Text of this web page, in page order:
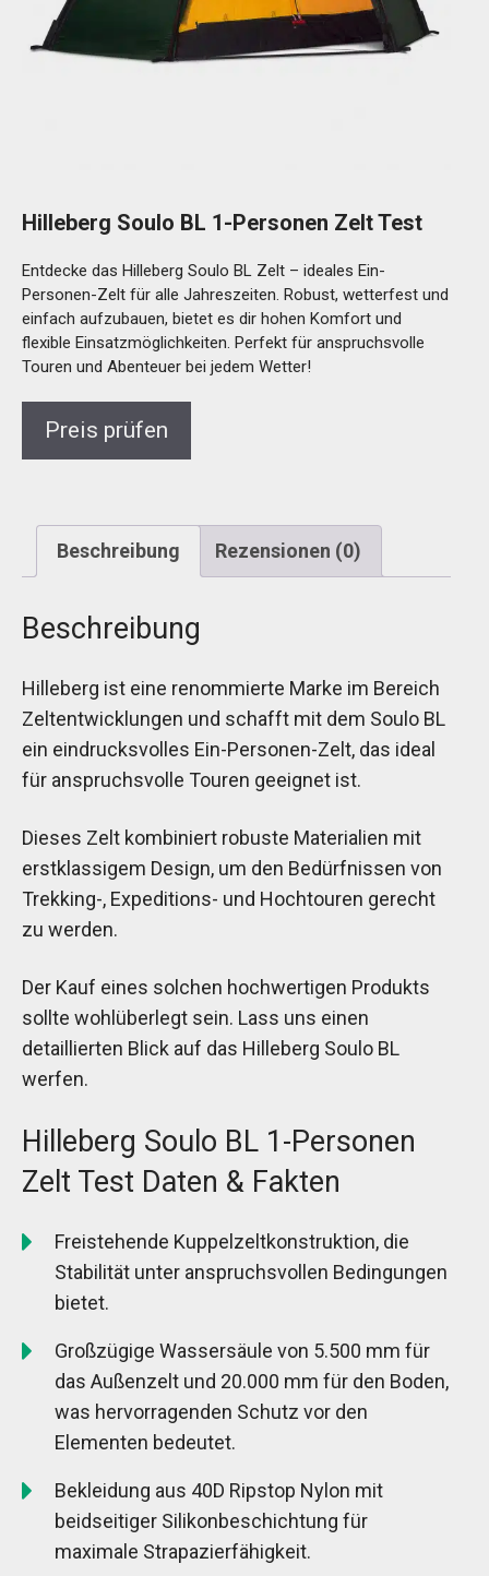
Hilleberg Soulo BL 1-Personen Zelt Test
Entdecke das Hilleberg Soulo BL Zelt – ideales Ein-
Personen-Zelt für alle Jahreszeiten. Robust, wetterfest und
einfach aufzubauen, bietet es dir hohen Komfort und
flexible Einsatzmöglichkeiten. Perfekt für anspruchsvolle
Touren und Abenteuer bei jedem Wetter!
Preis prüfen
Beschreibung Rezensionen (0)
Beschreibung
Hilleberg ist eine renommierte Marke im Bereich
Zeltentwicklungen und schafft mit dem Soulo BL
ein eindrucksvolles Ein-Personen-Zelt, das ideal
für anspruchsvolle Touren geeignet ist.
Dieses Zelt kombiniert robuste Materialien mit
erstklassigem Design, um den Bedürfnissen von
Trekking-, Expeditions- und Hochtouren gerecht
zu werden.
Der Kauf eines solchen hochwertigen Produkts
sollte wohlüberlegt sein. Lass uns einen
detaillierten Blick auf das Hilleberg Soulo BL
werfen.
Hilleberg Soulo BL 1-Personen
Zelt Test Daten & Fakten
Freistehende Kuppelzeltkonstruktion, die
Stabilität unter anspruchsvollen Bedingungen
bietet.
Großzügige Wassersäule von 5.500 mm für
das Außenzelt und 20.000 mm für den Boden,
was hervorragenden Schutz vor den
Elementen bedeutet.
Bekleidung aus 40D Ripstop Nylon mit
beidseitiger Silikonbeschichtung für
maximale Strapazierfähigkeit.